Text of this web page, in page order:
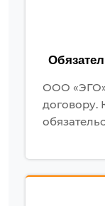
ООО «ЭГО»
договору.